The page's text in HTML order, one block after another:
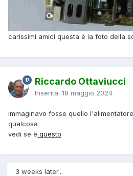
carissimi amici questa è la foto della
Riccardo Ottaviucci
Inserita: 18 maggio 2024
immaginavo fosse quello
qualcosa
vedi se è questo
3 weeks later...